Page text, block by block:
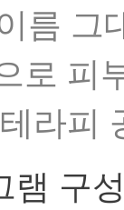
름 그
로 피
라피
램 구